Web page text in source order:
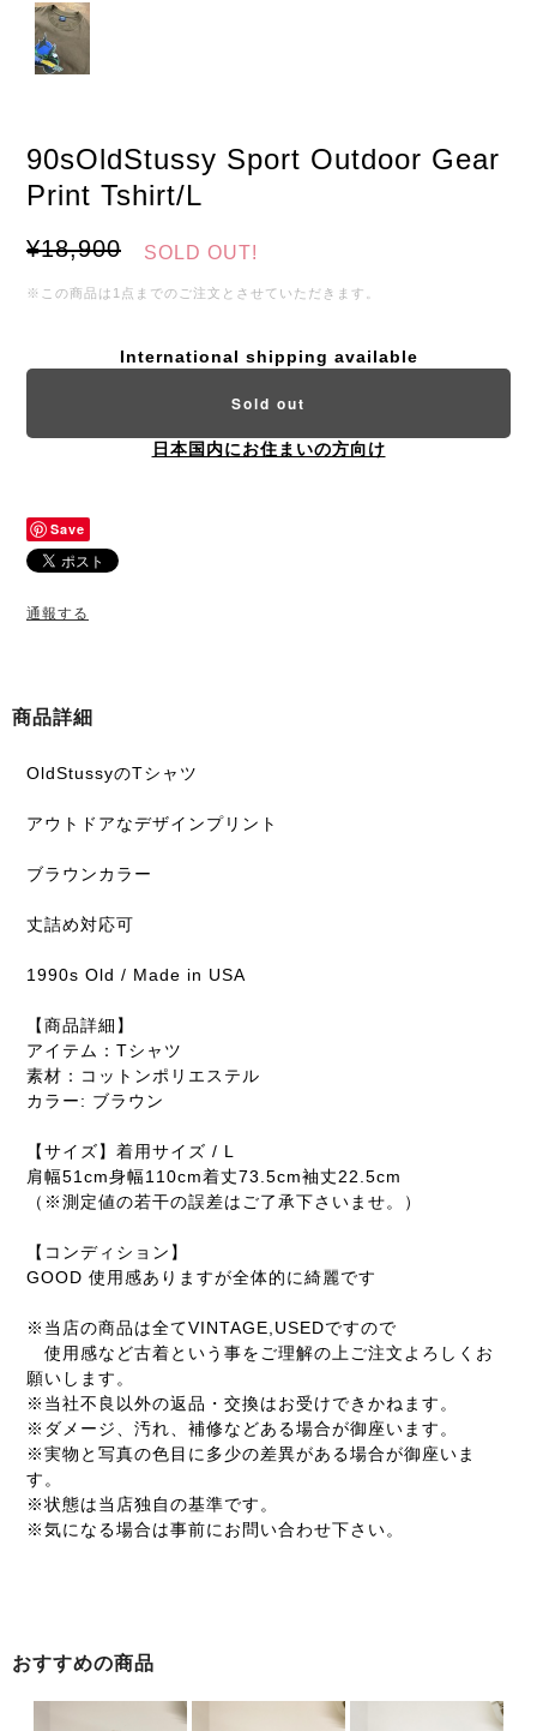
90sOldStussy Sport Outdoor Gear
Print Tshirt/L
¥18,900 SOLD OUT!
※この商品は1点までのご注文とさせていただきます。
International shipping available
Sold out
日本国内にお住まいの方向け
Save
通報する
商品詳細
OldStussyのTシャツ
アウトドアなデザインプリント
ブラウンカラー
丈詰め対応可
1990s Old / Made in USA
【商品詳細】
アイテム：Tシャツ
素材：コットンポリエステル
カラー: ブラウン
【サイズ】着用サイズ / L
肩幅51cm身幅110cm着丈73.5cm袖丈22.5cm
（※測定値の若干の誤差はご了承下さいませ。）
【コンディション】
GOOD 使用感ありますが全体的に綺麗です
※当店の商品は全てVINTAGE,USEDですので
使用感など古着という事をご理解の上ご注文よろしくお
願いします。
※当社不良以外の返品・交換はお受けできかねます。
※ダメージ、汚れ、補修などある場合が御座います。
※実物と写真の色目に多少の差異がある場合が御座いま
す。
※状態は当店独自の基準です。
※気になる場合は事前にお問い合わせ下さい。
おすすめの商品